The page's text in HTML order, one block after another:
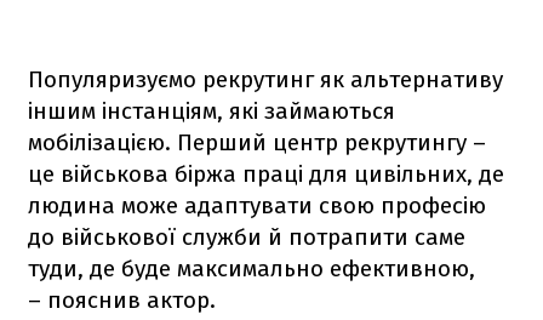
Популяризуємо рекрутинг як альтернативу
іншим інстанціям, які займаються
мобілізацією. Перший центр рекрутингу –
це військова біржа праці для цивільних, де
людина може адаптувати свою професію
до військової служби й потрапити саме
туди, де буде максимально ефективною,
– пояснив актор.